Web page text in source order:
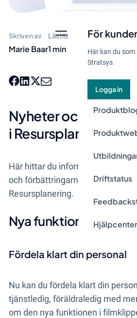
För kunder
Här kan du
Stratsys.
Logga in
Driftstatus
Hjälpcenter
Skriven av
Marie Baar
Lästid
1 min
Nyheter och
i Resursplanering
Här hittar du information om de
och förbättringarna som vi har
Resursplanering.
Nya funktioner
Fördela klart din personal
Nu kan du fördela klart din
tjänstledig, föräldraledig med
om den nya funktionen i